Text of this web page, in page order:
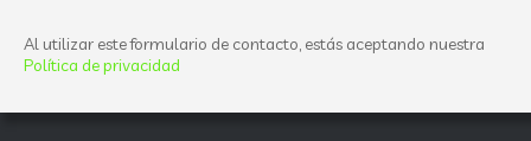
Al utilizar este formulario de contacto, estás aceptando nuestra
Política de privacidad